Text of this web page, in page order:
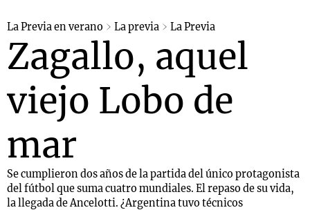
La Previa en verano La previa La Previa
Zagallo, aquel
viejo Lobo de
mar
Se cumplieron dos años de la partida del único protagonista
del fútbol que suma cuatro mundiales. El repaso de su vida,
la llegada de Ancelotti. ¿Argentina tuvo técnicos